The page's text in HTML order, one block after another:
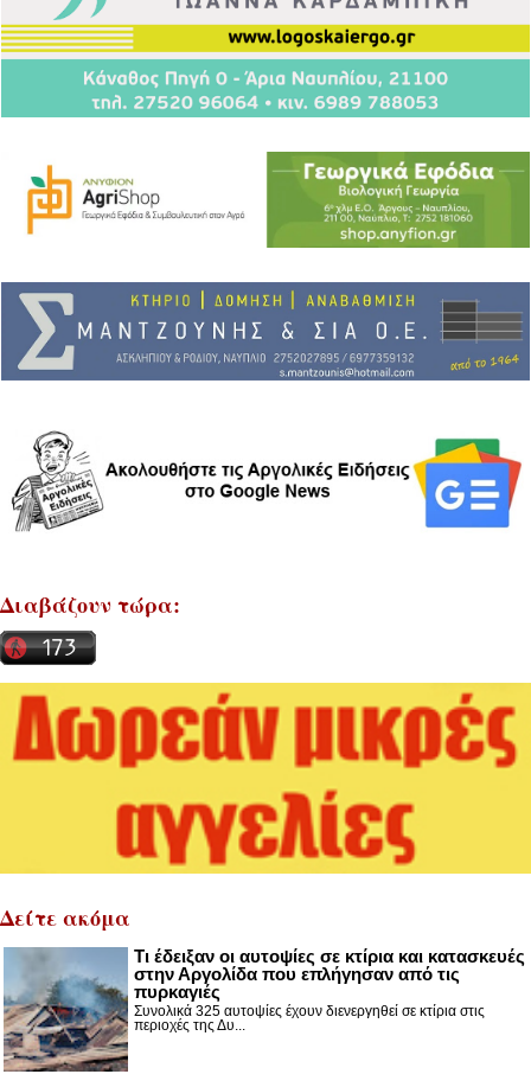
Διαβάζουν τώρα:
Δείτε ακόμα
Τι έδειξαν οι αυτοψίες σε κτίρια και κατασκευές
στην Αργολίδα που επλήγησαν από τις
πυρκαγιές
Συνολικά 325 αυτοψίες έχουν διενεργηθεί σε κτίρια στις
περιοχές της Δυ...